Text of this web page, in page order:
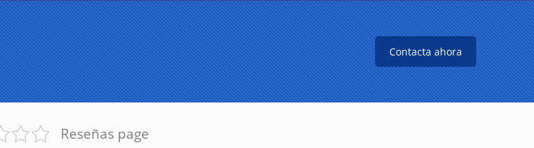
Contacta ahora
Reseñas page